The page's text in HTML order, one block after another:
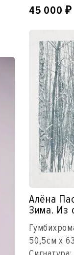
45 000₽
Алёна
Зима. Из
50,5см x